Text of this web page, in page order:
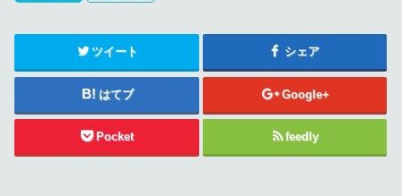
ツイート シェア
はてブ Google+
Pocket feedly